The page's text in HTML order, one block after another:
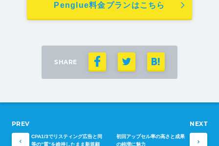
Penglue料金プランはこちら
SHARE
CPA1/3でリスティング広告と同
等の”質”を維持したまま新規顧
初回アップセル率の高さと成果
の純増に魅力